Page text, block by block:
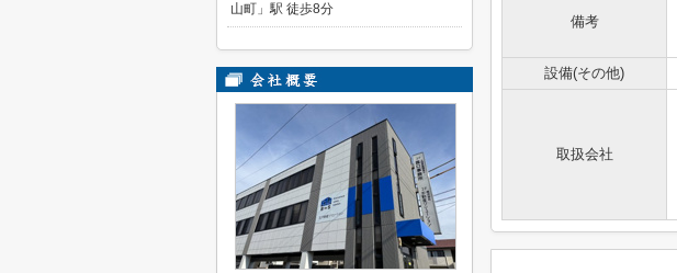
備考
設備(その他)
取扱会社
山町」駅 徒歩8分